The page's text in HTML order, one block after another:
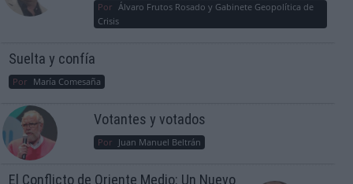
Por Álvaro Frutos Rosado y Gabinete Geopolítica de
Crisis
Suelta y confía
Por María Comesaña
Votantes y votados
Por Juan Manuel Beltrán
El Conflicto de Oriente Medio: Un Nuevo